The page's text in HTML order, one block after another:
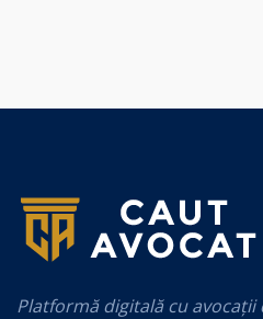
Platformă digitală cu